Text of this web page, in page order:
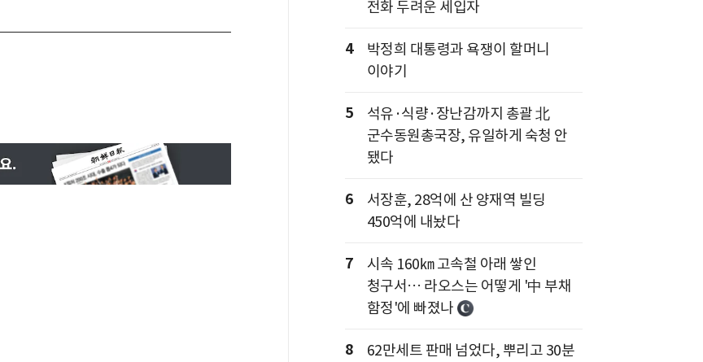
전화 두려운 세입자
4
박정희 대통령과 욕쟁이 할머니
이야기
5
석유·식량·장난감까지 총괄 北
군수동원총국장, 유일하게 숙청 안
됐다
6
서장훈, 28억에 산 양재역 빌딩
450억에 내놨다
7
시속 160㎞ 고속철 아래 쌓인
청구서… 라오스는 어떻게 '中 부채
함정'에 빠졌나
8
62만세트 판매 넘었다, 뿌리고 30분